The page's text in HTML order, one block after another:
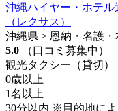
沖縄ハイヤー・ホテ
（レクサス）
沖縄県 > 恩納・名護
5.0
（口コミ募集中）
観光タクシー（貸切）
0歳以上
1名以上
30分以内 ※目的地に